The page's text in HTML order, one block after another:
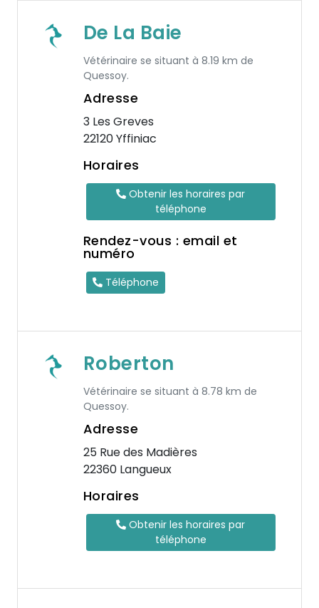
De La Baie
Vétérinaire se situant à 8.19 km de
Quessoy.
Adresse
3 Les Greves
22120 Yffiniac
Horaires
Obtenir les horaires par
téléphone
Rendez-vous : email et
numéro
Téléphone
Roberton
Vétérinaire se situant à 8.78 km de
Quessoy.
Adresse
25 Rue des Madières
22360 Langueux
Horaires
Obtenir les horaires par
téléphone